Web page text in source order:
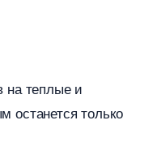
на теплые и
останется только